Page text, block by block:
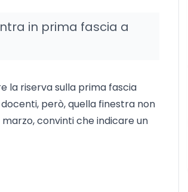
in prima fascia a
la riserva sulla prima fascia
però, quella finestra non
convinti che indicare un